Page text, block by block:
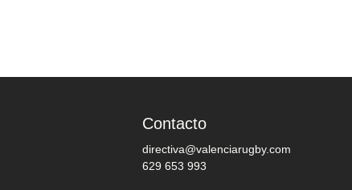
Contacto
directiva@valenciarugby.com
629 653 993